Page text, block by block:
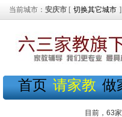
当前城市： 安庆市 [ 切换其它城市
首页 请家教 做
目前，63